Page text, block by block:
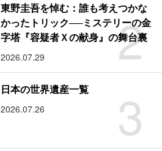
2
東野圭吾を悼む：誰も考えつかな
かったトリック──ミステリーの金
字塔『容疑者Ｘの献身』の舞台裏
2026.07.29
3
日本の世界遺産一覧
2026.07.26